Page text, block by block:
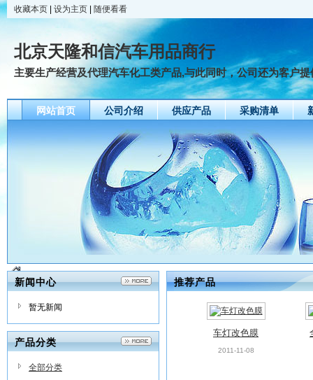
收藏本页 设为主页 随便看看
北京天隆和信汽车用品商行
主要生产经营及代理汽车化工类产品,与此同时，公司还为客户
网站首页 公司介绍 供应产品 采购清单
新闻中心
暂无新闻
产品分类
全部分类
推荐产品
车灯改色膜
2011-11-08